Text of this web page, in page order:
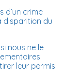
d’un crime
disparition du
nous ne le
leur permis